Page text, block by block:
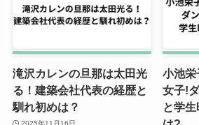
滝沢カレンの旦那は太田光
る！建築会社代表の経歴と
馴れ初めは？
2025年11月16日
小池栄
女子!
と学